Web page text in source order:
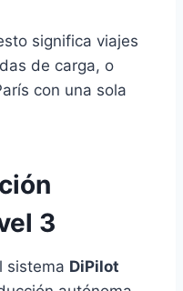
significa viajes
de carga, o
con una sola
3
sistema DiPilot